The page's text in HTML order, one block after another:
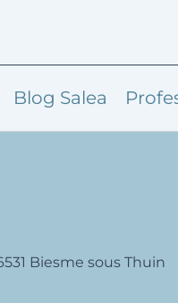
Blog Salea
Biesme sous Thuin